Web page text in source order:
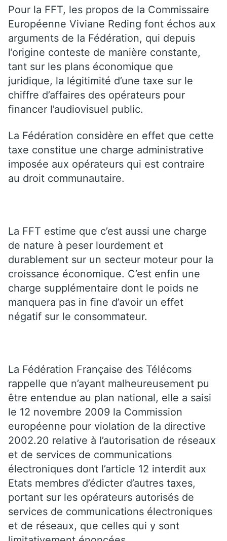
Pour la FFT, les propos de la Commissaire
Européenne Viviane Reding font échos aux
arguments de la Fédération, qui depuis
l’origine conteste de manière constante,
tant sur les plans économique que
juridique, la légitimité d’une taxe sur le
chiffre d’affaires des opérateurs pour
financer l’audiovisuel public.
La Fédération considère en effet que cette
taxe constitue une charge administrative
imposée aux opérateurs qui est contraire
au droit communautaire.
La FFT estime que c’est aussi une charge
de nature à peser lourdement et
durablement sur un secteur moteur pour la
croissance économique. C’est enfin une
charge supplémentaire dont le poids ne
manquera pas in fine d’avoir un effet
négatif sur le consommateur.
La Fédération Française des Télécoms
rappelle que n’ayant malheureusement pu
être entendue au plan national, elle a saisi
le 12 novembre 2009 la Commission
européenne pour violation de la directive
2002.20 relative à l’autorisation de réseaux
et de services de communications
électroniques dont l’article 12 interdit aux
Etats membres d’édicter d’autres taxes,
portant sur les opérateurs autorisés de
services de communications électroniques
et de réseaux, que celles qui y sont